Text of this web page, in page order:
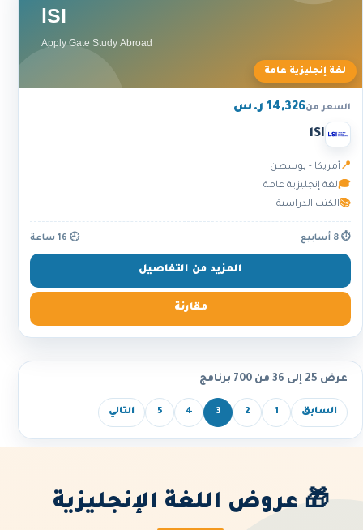
لغة إنجليزية عامة
السعر من14,326 ر.س
lSI
📍 أمريكا - بوسطن
🎓لغة إنجليزية عامة
📚الكتب الدراسية
⏱ 8 أسابيع 🕘 16 ساعة
المزيد من التفاصيل
مقارنة
عرض 25 إلى 36 من 700 برنامج
السابق 1
2
3
4
5 التالي
🎁 عروض اللغة الإنجليزية